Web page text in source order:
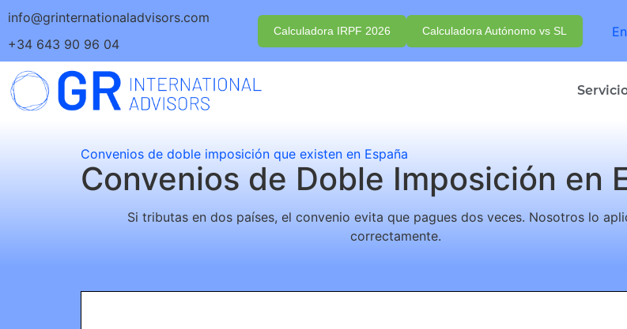
info@grinternationaladvisors.com
+34 643 90 96 04
Calculadora IRPF 2026 Calculadora Autónomo vs SL
Convenios de doble imposición que existen en España
Convenios de Doble Imposición en
Si tributas en dos países, el convenio evita que pagues dos veces. Nosotros lo
correctamente.